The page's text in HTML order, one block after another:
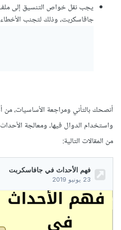
جافاسكربت، وذلك لتجنب الأخطاء:
أنصحك بالتأني ومراجعة الأساسيات،
واستخدام الدوال فيها، ومعالجة
من المقالات التالية: